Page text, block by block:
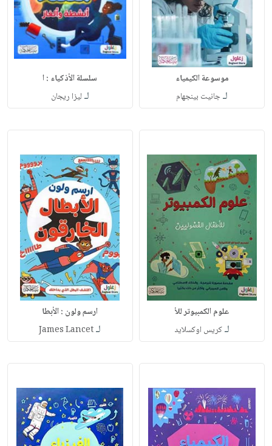
موسوعة الكيمياء
لـجانيت بينجهام
سلسلة الأذكياء : ا
لـ ليزا ريجان
علوم الكمبيوتر للأ
لـكريس اوكسلايد
ارسم ولون : الأبطا
لـJames Lancet